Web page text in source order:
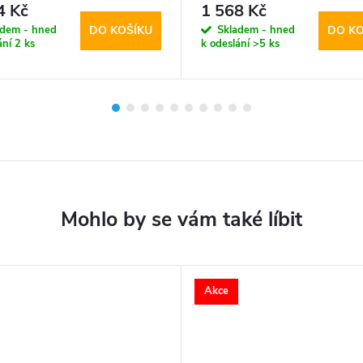
Kč
- hned
2 ks
DO KOŠÍKU
1 568 Kč
Skladem - hned
k odeslání>5 ks
DO
Akce